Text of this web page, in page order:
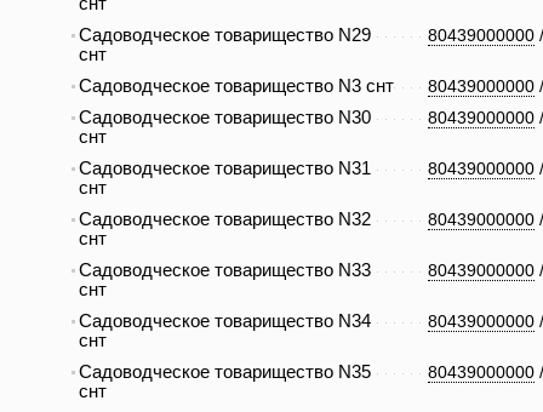
80439000000
Садоводческое товарищество N29
снт
80439000000
Садоводческое товарищество N3 снт
80439000000
Садоводческое товарищество N30
снт
80439000000
Садоводческое товарищество N31
снт
80439000000
Садоводческое товарищество N32
снт
80439000000
Садоводческое товарищество N33
снт
80439000000
Садоводческое товарищество N34
снт
80439000000
Садоводческое товарищество N35
снт